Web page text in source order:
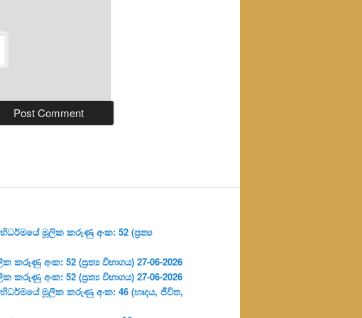
මූලික කරුණු අංක: 52 (ප්‍ර‍ත්‍ය
කරුණු අංක: 52 (ප්‍ර‍ත්‍ය විභාගය) 27-06-2026
කරුණු අංක: 52 (ප්‍ර‍ත්‍ය විභාගය) 27-06-2026
මූලික කරුණු අංක: 46 (හෘදය, ජීවිත,